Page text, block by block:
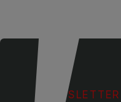
NEWSLETTER